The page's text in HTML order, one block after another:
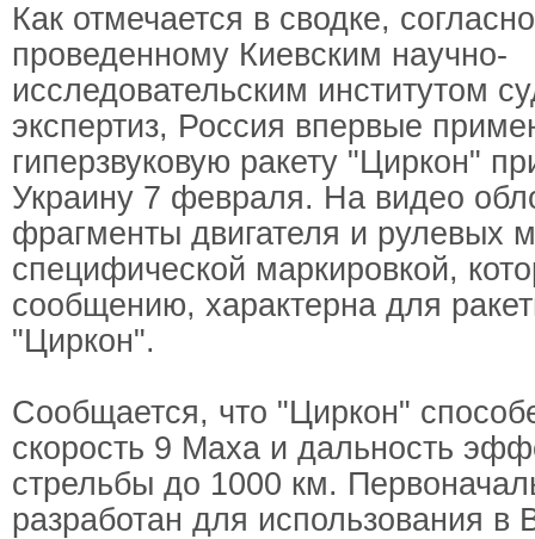
Как отмечается в сводке,
проведенному Киевским научно-
исследовательским институтом
экспертиз, Россия впервые
гиперзвуковую ракету "Циркон"
Украину 7 февраля. На видео
фрагменты двигателя и рулевых
специфической маркировкой,
сообщению, характерна для
"Циркон".
Сообщается, что "Циркон"
скорость 9 Маха и дальность
стрельбы до 1000 км.
разработан для использования